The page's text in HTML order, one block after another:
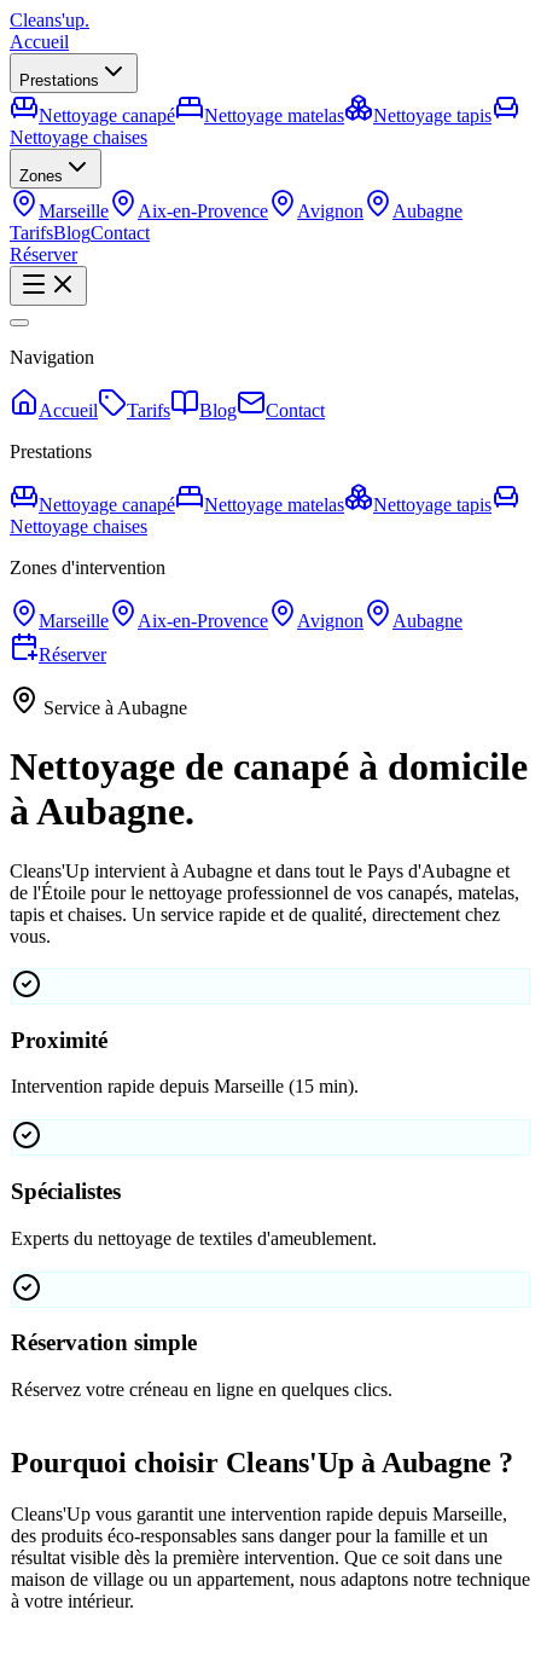
Cleans'up.
Accueil
Prestations
Nettoyage canapé Nettoyage matelas
Nettoyage tapis
Nettoyage chaises
Zones
Marseille Aix-en-Provence Avignon
Aubagne
TarifsBlogContact
Réserver
Navigation
Accueil Tarifs Blog
Contact
Prestations
Nettoyage canapé Nettoyage matelas
Nettoyage tapis
Nettoyage chaises
Zones d'intervention
Marseille Aix-en-Provence Avignon
Aubagne
Réserver
Service à Aubagne
Nettoyage de canapé à domicile
àAubagne.
Cleans'Up intervient à Aubagne et dans tout le Pays d'Aubagne et
de l'Étoile pour le nettoyage professionnel de vos canapés, matelas,
tapis et chaises. Un service rapide et de qualité, directement chez
vous.
Proximité
Intervention rapide depuis Marseille (15 min).
Spécialistes
Experts du nettoyage de textiles d'ameublement.
Réservation simple
Réservez votre créneau en ligne en quelques clics.
Pourquoi choisir Cleans'Up à Aubagne ?
Cleans'Up vous garantit une intervention rapide depuis Marseille,
des produits éco-responsables sans danger pour la famille et un
résultat visible dès la première intervention. Que ce soit dans une
maison de village ou un appartement, nous adaptons notre technique
à votre intérieur.